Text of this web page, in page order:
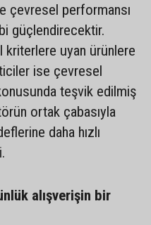
çevresel performansı
güçlendirecektir.
uyan ürünlere
ise çevresel
teşvik edilmiş
ortak çabasıyla
daha hızlı
alışverişin bir